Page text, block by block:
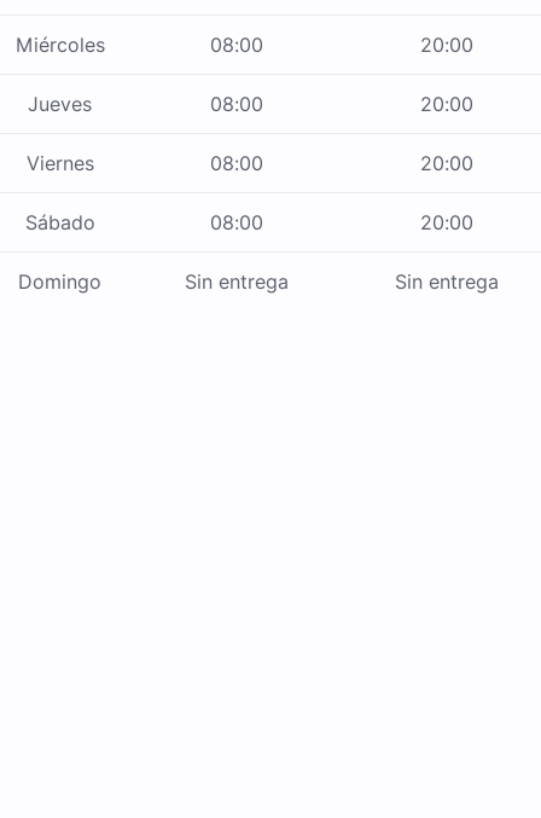
Miércoles 08:00 20:00
Jueves 08:00 20:00
Viernes 08:00 20:00
Sábado 08:00 20:00
Domingo Sin entrega Sin entrega